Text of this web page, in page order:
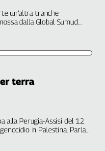
un’altra tranche
dalla Global Sumud
terra
alla Perugia-Assisi del 12
in Palestina. Parla